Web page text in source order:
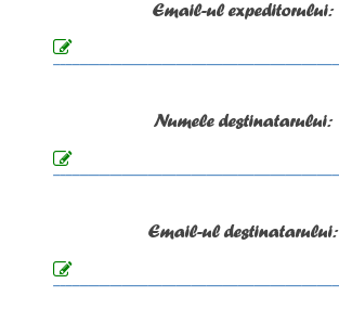
Email-ul expeditorului:
Numele destinatarului:
Email-ul destinatarului: